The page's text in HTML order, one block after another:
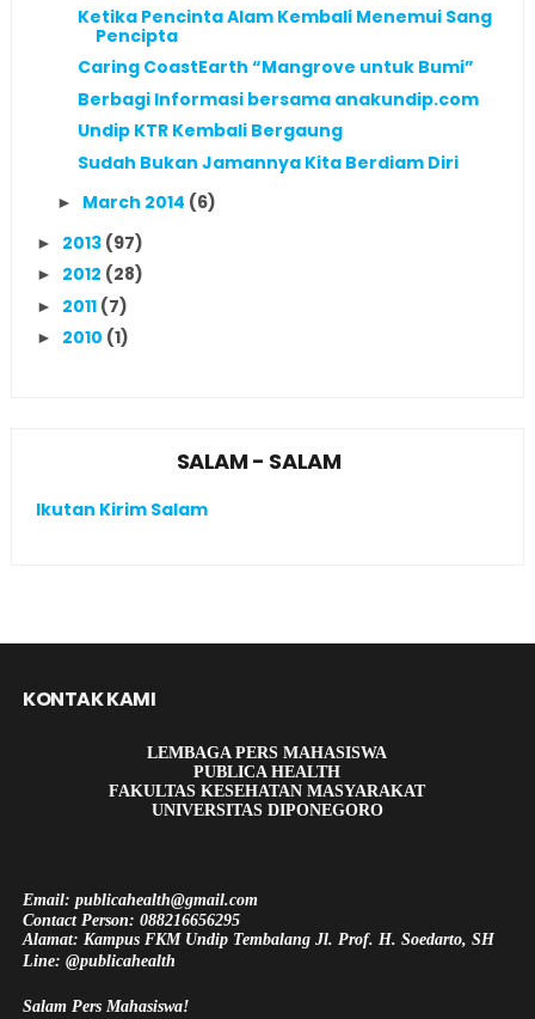
Ketika Pencinta Alam Kembali Menemui Sang
Pencipta
Caring CoastEarth “Mangrove untuk Bumi”
Berbagi Informasi bersama anakundip.com
Undip KTR Kembali Bergaung
Sudah Bukan Jamannya Kita Berdiam Diri
► March 2014 (6)
► 2013 (97)
► 2012 (28)
► 2011 (7)
► 2010 (1)
SALAM - SALAM
Ikutan Kirim Salam
KONTAK KAMI
LEMBAGA PERS MAHASISWA
PUBLICA HEALTH
FAKULTAS KESEHATAN MASYARAKAT
UNIVERSITAS DIPONEGORO
Email: publicahealth@gmail.com
Contact Person: 088216656295
Alamat: Kampus FKM Undip Tembalang Jl. Prof. H. Soedarto, SH
Line: @publicahealth
Salam Pers Mahasiswa!